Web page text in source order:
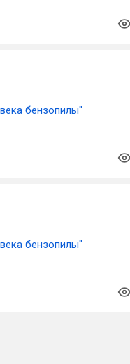
бензопилы"
бензопилы"